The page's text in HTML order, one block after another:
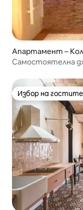
Апартамент –
Самостоятелна
Избор на гостите
Избор на гостите